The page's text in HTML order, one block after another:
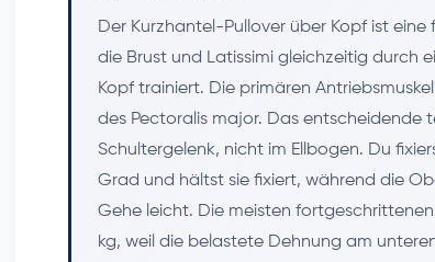
Der Kurzhantel-Pullover über Kopf ist
die Brust und Latissimi gleichzeitig durch
Kopf trainiert. Die primären
des Pectoralis major. Das entscheidende
Schultergelenk, nicht im Ellbogen. Du
Grad und hältst sie fixiert, während die
Gehe leicht. Die meisten
kg, weil die belastete Dehnung am